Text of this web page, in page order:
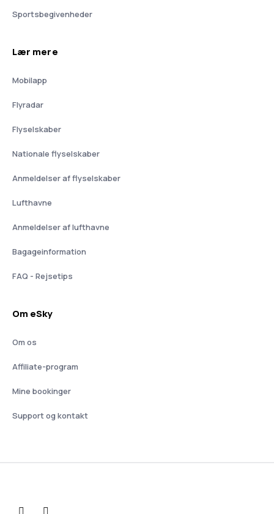
Sportsbegivenheder
Lær mere
Mobilapp
Flyradar
Flyselskaber
Nationale flyselskaber
Anmeldelser af flyselskaber
Lufthavne
Anmeldelser af lufthavne
Bagageinformation
FAQ - Rejsetips
Om eSky
Om os
Affiliate-program
Mine bookinger
Support og kontakt